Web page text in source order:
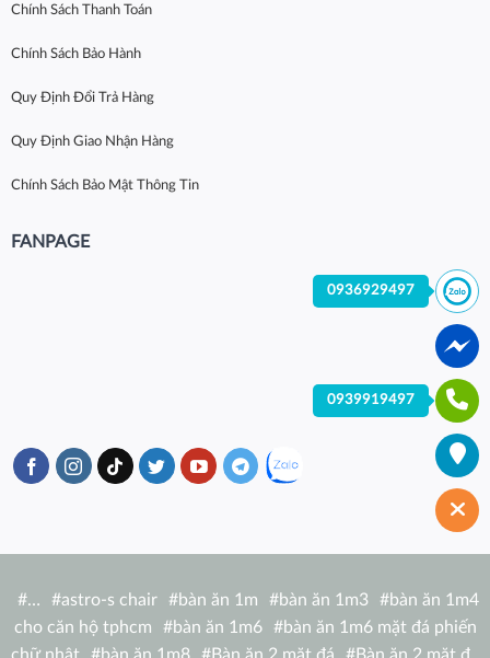
Chính Sách Thanh Toán
Chính Sách Bảo Hành
Quy Định Đổi Trả Hàng
Quy Định Giao Nhận Hàng
Chính Sách Bảo Mật Thông Tin
FANPAGE
#… #astro-s chair #bàn ăn 1m #bàn ăn 1m3 #bàn ăn 1m4
cho căn hộ tphcm
#bàn ăn 1m6 #bàn ăn 1m6 mặt đá phiến
0936929497
0939919497